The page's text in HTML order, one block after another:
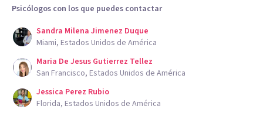
Psicólogos con los que puedes contactar
Sandra Milena Jimenez Duque
Miami, Estados Unidos de América
Maria De Jesus Gutierrez Tellez
San Francisco, Estados Unidos de América
Jessica Perez Rubio
Florida, Estados Unidos de América